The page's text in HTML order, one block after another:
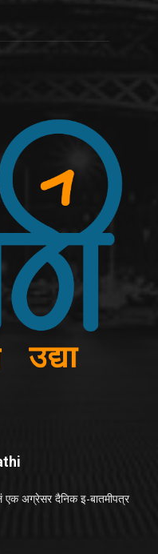
एक अग्रेसर दैनिक इ-बातमीपत्र